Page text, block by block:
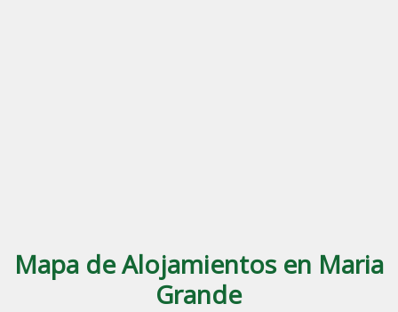
Mapa de Alojamientos en Maria
Grande